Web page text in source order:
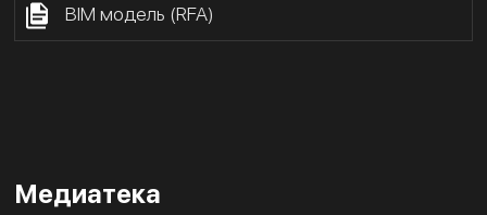
BIM модель (RFA)
Медиатека